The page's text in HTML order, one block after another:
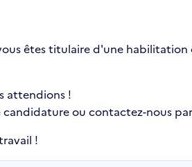
êtes titulaire d'une
attendions !
ou contactez-nous
!